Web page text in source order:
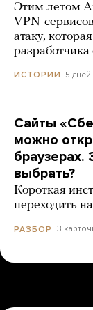
Этим летом
VPN-
атаку,
разработчика
ИСТОРИИ 5 дней
Сайты
можно
браузерах.
выбрать?
Короткая
переходить
РАЗБОР 3